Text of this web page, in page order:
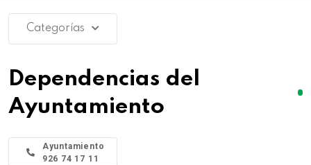
Categorías
Dependencias del
Ayuntamiento
Ayuntamiento
926 74 17 11